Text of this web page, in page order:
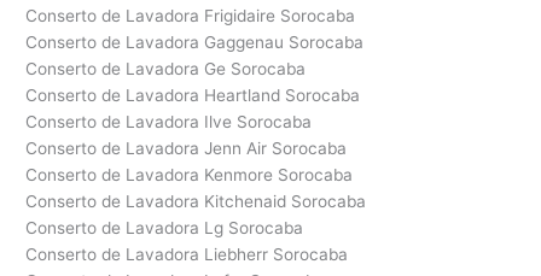
Conserto de Lavadora Frigidaire Sorocaba
Conserto de Lavadora Gaggenau Sorocaba
Conserto de Lavadora Ge Sorocaba
Conserto de Lavadora Heartland Sorocaba
Conserto de Lavadora Ilve Sorocaba
Conserto de Lavadora Jenn Air Sorocaba
Conserto de Lavadora Kenmore Sorocaba
Conserto de Lavadora Kitchenaid Sorocaba
Conserto de Lavadora Lg Sorocaba
Conserto de Lavadora Liebherr Sorocaba